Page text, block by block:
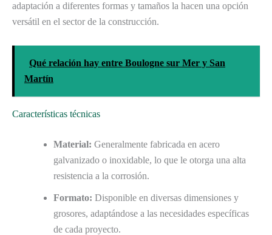
adaptación a diferentes formas y tamaños la hacen una opción
versátil en el sector de la construcción.
Qué relación hay entre Boulogne sur Mer y San
Martín
Características técnicas
Material: Generalmente fabricada en acero
galvanizado o inoxidable, lo que le otorga una alta
resistencia a la corrosión.
Formato: Disponible en diversas dimensiones y
grosores, adaptándose a las necesidades específicas
de cada proyecto.